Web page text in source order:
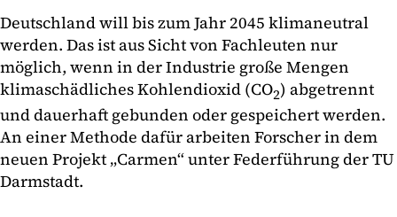
Deutschland will bis zum Jahr 2045 klimaneutral
werden. Das ist aus Sicht von Fachleuten nur
möglich, wenn in der Industrie große Mengen
klimaschädliches Kohlendioxid (CO2) abgetrennt
und dauerhaft gebunden oder gespeichert werden.
An einer Methode dafür arbeiten Forscher in dem
neuen Projekt „Carmen“ unter Federführung der TU
Darmstadt.